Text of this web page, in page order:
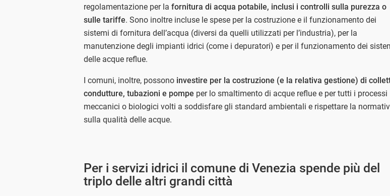
regolamentazione per la fornitura di acqua potabile, inclusi i controlli sulla purezza o
sulle tariffe. Sono inoltre incluse le spese per la costruzione e il funzionamento dei
sistemi di fornitura dell’acqua (diversi da quelli utilizzati per l’industria), per la
manutenzione degli impianti idrici (come i depuratori) e per il funzionamento dei
delle acque reflue.
I comuni, inoltre, possono investire per la costruzione (e la relativa gestione) di
condutture, tubazioni e pompe per lo smaltimento di acque reflue e per tutti i processi
meccanici o biologici volti a soddisfare gli standard ambientali e rispettare la
sulla qualità delle acque.
Per i servizi idrici il comune di Venezia spende più del
triplo delle altri grandi città